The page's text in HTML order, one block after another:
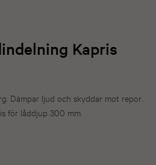
Kapris
Dämpar ljud och skyddar mot repor.
för låddjup 300 mm.